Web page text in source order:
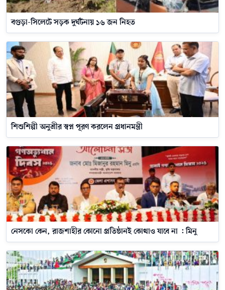
বগুড়া-সিলেটে সড়ক দুর্ঘটনায় ১৬ জন নিহত
শিশুশিল্পী অনুশ্রীর স্বপ্ন পূরণ করলেন প্রধানমন্ত্রী
নেসকো কেন, রাজশাহীর কোনো প্রতিষ্ঠানই কোথাও যাবে না : মিনু